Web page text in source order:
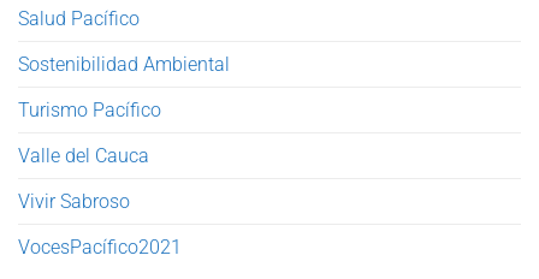
Salud Pacífico
Sostenibilidad Ambiental
Turismo Pacífico
Valle del Cauca
Vivir Sabroso
VocesPacífico2021